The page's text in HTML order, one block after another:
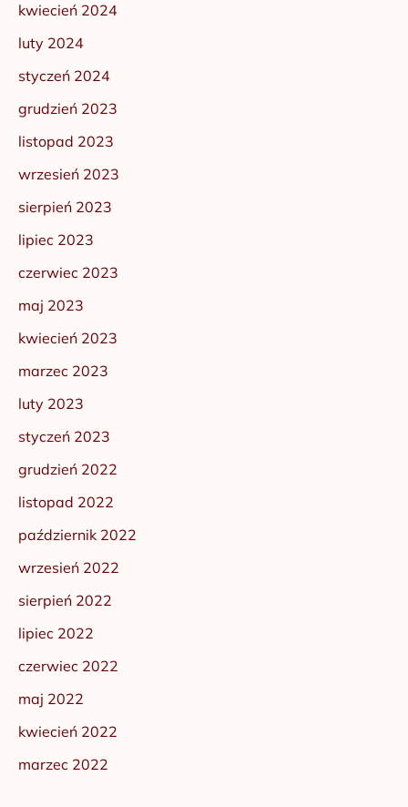
kwiecień 2024
luty 2024
styczeń 2024
grudzień 2023
listopad 2023
wrzesień 2023
sierpień 2023
lipiec 2023
czerwiec 2023
maj 2023
kwiecień 2023
marzec 2023
luty 2023
styczeń 2023
grudzień 2022
listopad 2022
październik 2022
wrzesień 2022
sierpień 2022
lipiec 2022
czerwiec 2022
maj 2022
kwiecień 2022
marzec 2022